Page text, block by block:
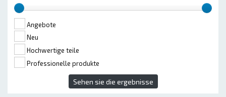
Angebote
Neu
Hochwertige teile
Professionelle produkte
Sehen sie die ergebnisse